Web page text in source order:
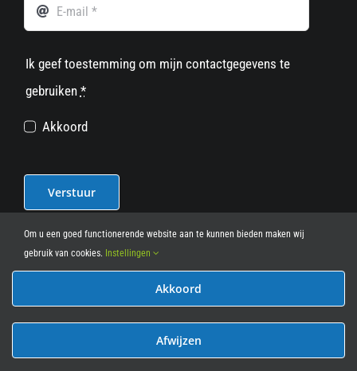
Ik geef toestemming om mijn contactgegevens te
gebruiken *
Akkoord
Verstuur
© 2012 - 2026• Leasy Bike • All Rights Reserved • powered
Om u een goed functionerende website aan te kunnen bieden maken wij
gebruik van cookies. Instellingen
Akkoord
Afwijzen